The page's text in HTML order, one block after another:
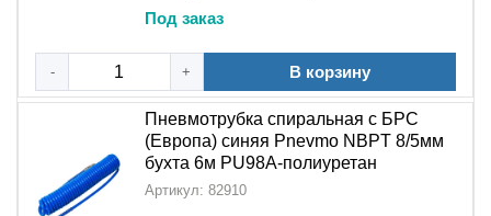
для удобного монтажа
Благодаряполиуретановой
гибкость в широком температурном диапазоне и
устойчива к механическим повреждениям.
Применение пневмотрубки NBPT PU98A
Пневмотрубка спиральная с БРС NBPT PU98A
Под заказ
- + В корзину
Пневмотрубка спиральная с БРС
(Европа) синяя Pnevmo NBPT 8/5мм
бухта 6м PU98A-полиуретан
Артикул: 82910